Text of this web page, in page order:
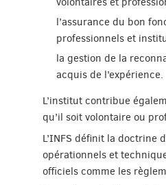
l’assurance du bon
professionnels et
la gestion de la
acquis de l’expérience.
L’institut contribue
qu’il soit volontaire ou
L’INFS définit la
opérationnels et
officiels comme les